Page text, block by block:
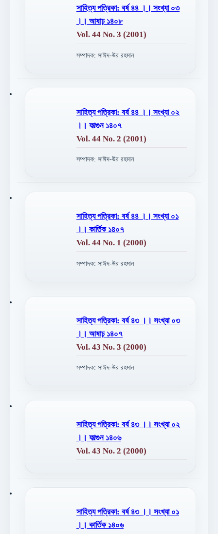
সাহিত্য পত্রিকা: বর্ষ ৪৪ ।। সংখ্যা ০৩
।। আষাঢ় ১৪০৮
Vol. 44 No. 3 (2001)
সম্পাদক: সাঈদ-উর রহমান
সাহিত্য পত্রিকা: বর্ষ ৪৪ ।। সংখ্যা ০২
।। ফাল্গুন ১৪০৭
Vol. 44 No. 2 (2001)
সম্পাদক: সাঈদ-উর রহমান
সাহিত্য পত্রিকা: বর্ষ ৪৪ ।। সংখ্যা ০১
।। কার্তিক ১৪০৭
Vol. 44 No. 1 (2000)
সম্পাদক: সাঈদ-উর রহমান
সাহিত্য পত্রিকা: বর্ষ ৪৩ ।। সংখ্যা ০৩
।। আষাঢ় ১৪০৭
Vol. 43 No. 3 (2000)
সম্পাদক: সাঈদ-উর রহমান
সাহিত্য পত্রিকা: বর্ষ ৪৩ ।। সংখ্যা ০২
।। ফাল্গুন ১৪০৬
Vol. 43 No. 2 (2000)
সাহিত্য পত্রিকা: বর্ষ ৪৩ ।। সংখ্যা ০১
।। কার্তিক ১৪০৬